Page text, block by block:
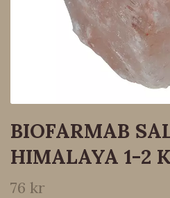
BIOFARMAB
HIMALAYA 1-2
76 kr